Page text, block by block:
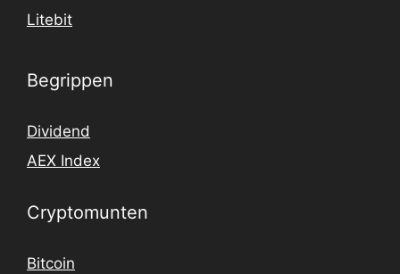
Litebit
Begrippen
Dividend
AEX Index
Cryptomunten
Bitcoin